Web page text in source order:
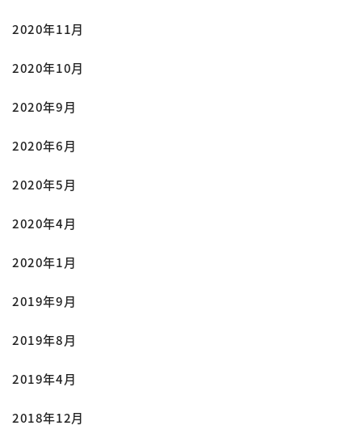
2020年11月
2020年10月
2020年9月
2020年6月
2020年5月
2020年4月
2020年1月
2019年9月
2019年8月
2019年4月
2018年12月